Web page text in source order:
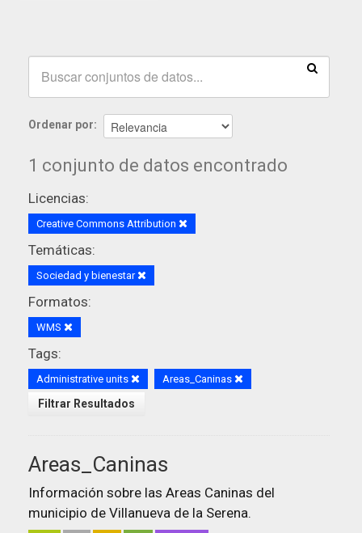
Ordenar por
1 conjunto de datos encontrado
Licencias:
Creative Commons Attribution
Temáticas:
Sociedad y bienestar
Formatos:
WMS
Tags:
Administrative units Areas_Caninas
Filtrar Resultados
Areas_Caninas
Información sobre las Areas Caninas del
municipio de Villanueva de la Serena.